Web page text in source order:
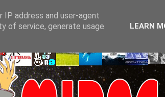
address and user-agent
of service, generate usage
LEARN